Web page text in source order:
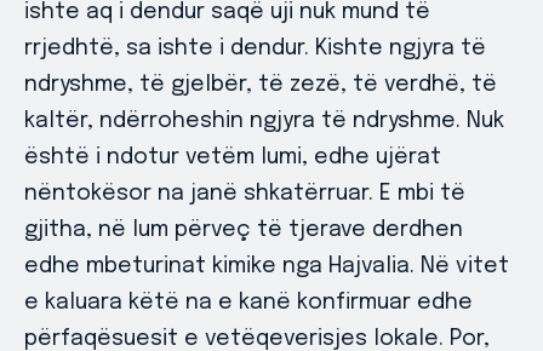
ishte aq i dendur saqë uji nuk mund të
rrjedhtë, sa ishte i dendur. Kishte ngjyra të
ndryshme, të gjelbër, të zezë, të verdhë, të
kaltër, ndërroheshin ngjyra të ndryshme. Nuk
është i ndotur vetëm lumi, edhe ujërat
nëntokësor na janë shkatërruar. E mbi të
gjitha, në lum përveç të tjerave derdhen
edhe mbeturinat kimike nga Hajvalia. Në vitet
e kaluara këtë na e kanë konfirmuar edhe
përfaqësuesit e vetëqeverisjes lokale. Por,